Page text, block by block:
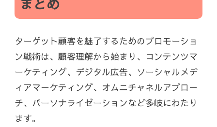
まとめ
ターゲット顧客を魅了するためのプロモーショ
ン戦術は、顧客理解から始まり、コンテンツマ
ーケティング、デジタル広告、ソーシャルメデ
ィアマーケティング、オムニチャネルアプロー
チ、パーソナライゼーションなど多岐にわたり
ます。